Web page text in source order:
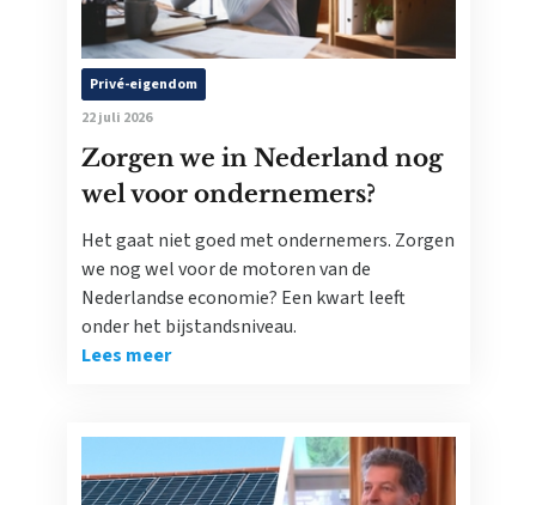
Privé-eigendom
22 juli 2026
Zorgen we in Nederland nog
wel voor ondernemers?
Het gaat niet goed met ondernemers. Zorgen
we nog wel voor de motoren van de
Nederlandse economie? Een kwart leeft
onder het bijstandsniveau.
Lees meer